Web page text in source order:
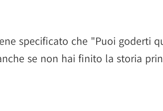
specificato che "Puoi goderti
se non hai finito la storia